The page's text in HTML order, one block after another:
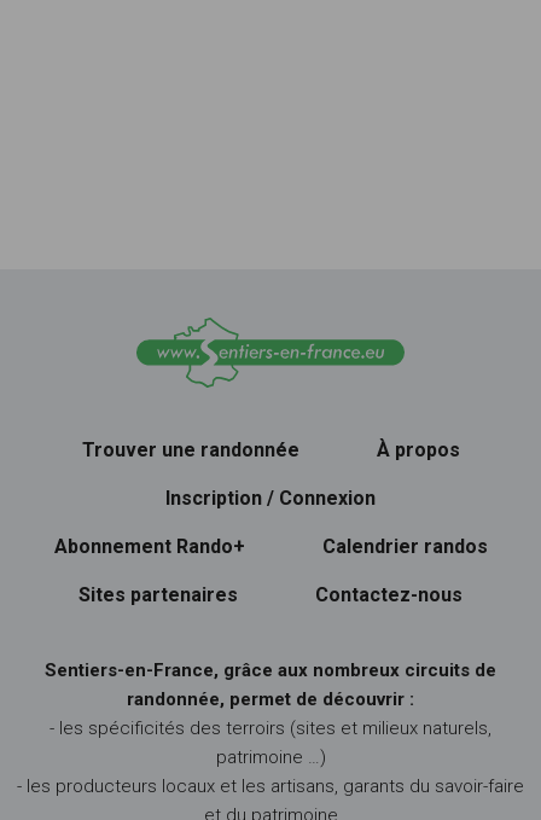
Trouver une randonnée À propos
Inscription / Connexion
Abonnement Rando+ Calendrier randos
Sites partenaires Contactez-nous
Sentiers-en-France, grâce aux nombreux circuits de
randonnée, permet de découvrir :
- les spécificités des terroirs (sites et milieux naturels,
patrimoine …)
- les producteurs locaux et les artisans, garants du savoir-faire
et du patrimoine